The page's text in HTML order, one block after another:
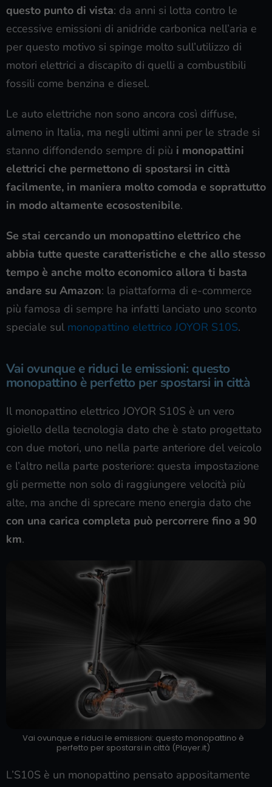
questo punto di vista: da anni si lotta contro le
eccessive emissioni di anidride carbonica nell’aria e
per questo motivo si spinge molto sull’utilizzo di
motori elettrici a discapito di quelli a combustibili
fossili come benzina e diesel.
Le auto elettriche non sono ancora così diffuse,
almeno in Italia, ma negli ultimi anni per le strade si
stanno diffondendo sempre di più i monopattini
elettrici che permettono di spostarsi in città
facilmente, in maniera molto comoda e soprattutto
in modo altamente ecosostenibile.
Se stai cercando un monopattino elettrico che
abbia tutte queste caratteristiche e che allo stesso
tempo è anche molto economico allora ti basta
andare su Amazon: la piattaforma di e-commerce
più famosa di sempre ha infatti lanciato uno sconto
speciale sul monopattino elettrico JOYOR S10S.
Vai ovunque e riduci le emissioni: questo
monopattino è perfetto per spostarsi in città
Il monopattino elettrico JOYOR S10S è un vero
gioiello della tecnologia dato che è stato progettato
con due motori, uno nella parte anteriore del veicolo
e l’altro nella parte posteriore: questa impostazione
gli permette non solo di raggiungere velocità più
alte, ma anche di sprecare meno energia dato che
con una carica completa può percorrere fino a 90
km.
Vai ovunque e riduci le emissioni: questo monopattino è
perfetto per spostarsi in città (Player.it)
L’S10S è un monopattino pensato appositamente